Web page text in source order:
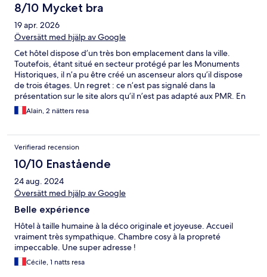
8/10 Mycket bra
19 apr. 2026
Översätt med hjälp av Google
Cet hôtel dispose d’un très bon emplacement dans la ville.
Toutefois, étant situé en secteur protégé par les Monuments
Historiques, il n’a pu être créé un ascenseur alors qu’il dispose
de trois étages. Un regret : ce n’est pas signalé dans la
présentation sur le site alors qu’il n’est pas adapté aux PMR. En
conséquence, il est important de limiter les déplacements dans
l’hôtel surtout si la chambre est au 3ème étage. Le personnel est
Alain, 2 nätters resa
Verifierad recension
10/10 Enastående
24 aug. 2024
Översätt med hjälp av Google
Belle expérience
Hôtel à taille humaine à la déco originale et joyeuse. Accueil
vraiment très sympathique. Chambre cosy à la propreté
impeccable. Une super adresse !
Cécile, 1 natts resa